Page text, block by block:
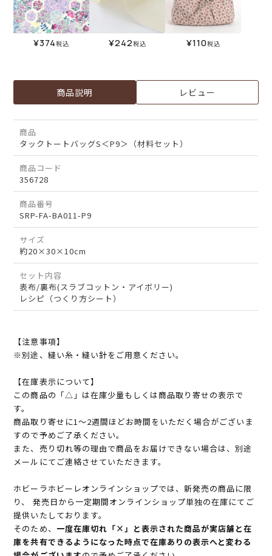
¥374税込 ¥242税込 ¥110税込
商品説明 レビュー
商品
タックトートバッグS＜P9＞（材料セット）
商品コード
356728
商品番号
SRP-FA-BA011-P9
サイズ
約20×30×10cm
セット内容
表布/裏布(スラブコットン・アイボリー)
レシピ（つくり方シート）
【注意事項】
※別途、縫い糸・縫い針をご用意ください。
【在庫表示について】
この商品の「△」は在庫少量もしくは商品取り寄せの表示で
す。
商品取り寄せに1～2週間ほどお時間をいただく場合がございま
すので予めご了承ください。
また、売り切れ等の理由で商品をお届けできない場合は、別途
メールにてご連絡させていただきます。
ホビーラホビーレオンラインショップでは、新発売の商品に限
り、 発売日から一定期間オンラインショップ単独の在庫にてご
提供いたしております。
そのため、 一度在庫切れ「×」と表示された商品が実店舗と在
庫を共有できるようになった時点で在庫ありの表示へと変わる